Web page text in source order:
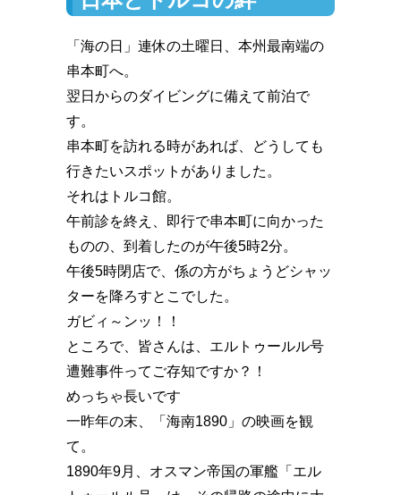
「海の日」連休の土曜日、本州最南端の
串本町へ。
翌日からのダイビングに備えて前泊で
す。
串本町を訪れる時があれば、どうしても
行きたいスポットがありました。
それはトルコ館。
午前診を終え、即行で串本町に向かった
ものの、到着したのが午後5時2分。
午後5時閉店で、係の方がちょうどシャッ
ターを降ろすとこでした。
ガビィ～ンッ！！
ところで、皆さんは、エルトゥールル号
遭難事件ってご存知ですか️？！
めっちゃ長いです
一昨年の末、「海南1890」の映画を観
て。
1890年9月、オスマン帝国の軍艦「エル